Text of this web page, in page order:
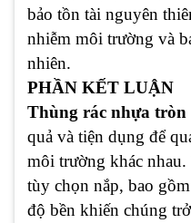
bảo tồn tài nguyên
nhiễm môi trường và
nhiên.
PHẦN KẾT LUẬN
Thùng rác nhựa tròn
quả và tiện dụng để
môi trường khác
tùy chọn nắp, bao
độ bền khiến chúng